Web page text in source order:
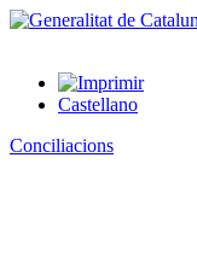
Castellano
Conciliacions